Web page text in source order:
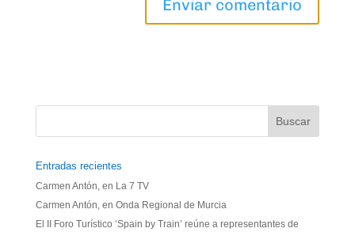
Entradas recientes
Carmen Antón, en La 7 TV
Carmen Antón, en Onda Regional de Murcia
El II Foro Turístico ‘Spain by Train’ reúne a representantes de